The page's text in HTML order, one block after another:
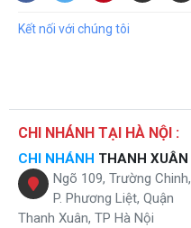
Kết nối với chúng tôi
CHI NHÁNH TẠI HÀ NỘI :
CHI NHÁNH THANH XUÂN
Ngõ 109, Trường Chinh,
P. Phương Liệt, Quận
Thanh Xuân, TP Hà Nội